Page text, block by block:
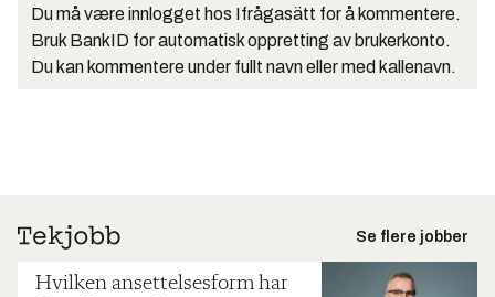
Du må være innlogget hos Ifrågasätt for å kommentere.
Bruk BankID for automatisk oppretting av brukerkonto.
Du kan kommentere under fullt navn eller med kallenavn.
Se flere jobber
Hvilken ansettelsesform har